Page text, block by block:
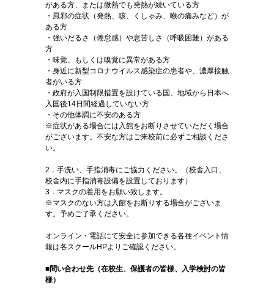
がある方、または微熱でも発熱が続いている方
・風邪の症状（発熱、咳、くしゃみ、喉の痛みなど）が
ある方
・強いだるさ（倦怠感）や息苦しさ（呼吸困難）がある
方
・味覚、もしくは嗅覚に異常がある方
・身近に新型コロナウイルス感染症の患者や、濃厚接触
者がいる方
・政府が入国制限措置を設けている国、地域から日本へ
入国後14日間経過していない方
・その他体調に不安のある方
※症状がある場合には入館をお断りさせていただく場合
がございます。不安な方はご来校前に必ずご相談くださ
い。
2．手洗い、手指消毒にご協力ください。（校舎入口、
校舎内に手指消毒設備を設置しております）
3．マスクの着用をお願い致します。
※マスクのない方は入館をお断りする場合がございま
す。予めご了承ください。
オンライン・電話にて安全に参加できる各種イベント情
報は各スクールHPよりご確認ください。
■問い合わせ先（在校生、保護者の皆様、入学検討の皆
様）